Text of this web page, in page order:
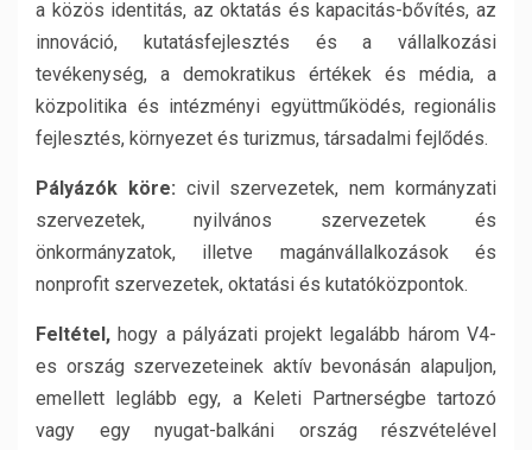
a közös identitás, az oktatás és kapacitás-bővítés, az
innováció, kutatásfejlesztés és a vállalkozási
tevékenység, a demokratikus értékek és média, a
közpolitika és intézményi együttműködés, regionális
fejlesztés, környezet és turizmus, társadalmi fejlődés.
Pályázók köre: civil szervezetek, nem kormányzati
szervezetek, nyilvános szervezetek és
önkormányzatok, illetve magánvállalkozások és
nonprofit szervezetek, oktatási és kutatóközpontok.
Feltétel, hogy a pályázati projekt legalább három V4-
es ország szervezeteinek aktív bevonásán alapuljon,
emellett leglább egy, a Keleti Partnerségbe tartozó
vagy egy nyugat-balkáni ország részvételével